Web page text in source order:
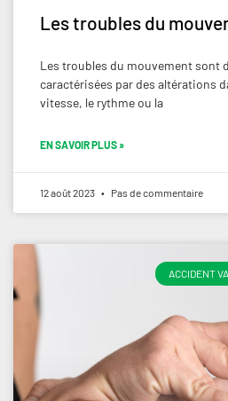
Les troubles du
Les troubles du mouvement sont
caractérisées par des altérations
vitesse, le rythme ou la
EN SAVOIR PLUS »
12 août 2023 Pas de commentaire
ACCIDENT